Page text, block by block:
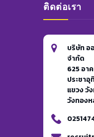
ติดต่อเรา
บริษัท อ
จำกัด
625 อา
ประชา
แขวง วั
วังทองห